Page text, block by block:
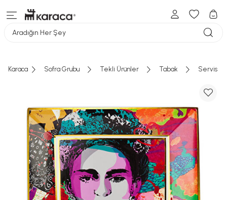
Aradığın Her Şey
Karaca Sofra Grubu Tekli Ürünler Tabak Servis